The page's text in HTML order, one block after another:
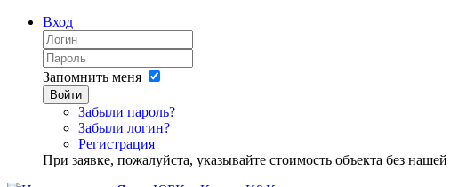
Вход
Запомнить меня
Войти
Забыли пароль?
Забыли логин?
Регистрация
При заявке, пожалуйста, указывайте стоимость объекта без